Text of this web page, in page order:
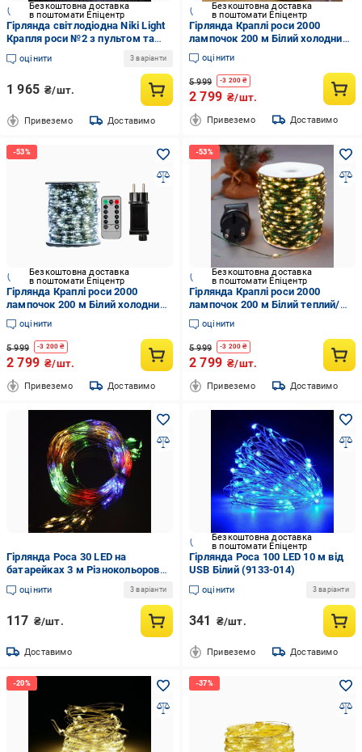
Безкоштовна доставка
в поштомати Епіцентр
Гірлянда світлодіодна Niki Light
Крапля роси №2 з пультом та
зеленим дротом на 300
лампочок 30 м Холодний білий
оцінити 3 варіанти
1 965 ₴/шт.
Привеземо Доставимо
Безкоштовна доставка
в поштомати Епіцентр
Гірлянда Краплі роси 2000
лампочок 200 м Білий холодний/
Срібний дріт (21692848)
оцінити
5 999 -3 200 ₴
2 799 ₴/шт.
Привеземо Доставимо
Безкоштовна доставка
в поштомати Епіцентр
Гірлянда Краплі роси 2000
лампочок 200 м Білий холодний/
Зелений дріт (21692818)
оцінити
5 999 -3 200 ₴
2 799 ₴/шт.
Привеземо Доставимо
Безкоштовна доставка
в поштомати Епіцентр
Гірлянда Краплі роси 2000
лампочок 200 м Білий теплий/
Зелений дріт (21692819)
оцінити
5 999 -3 200 ₴
2 799 ₴/шт.
Привеземо Доставимо
Гірлянда Роса 30 LED на
батарейках 3 м Різнокольоровий
(9133-001)
оцінити 3 варіанти
117 ₴/шт.
Доставимо
Безкоштовна доставка
в поштомати Епіцентр
Гірлянда Роса 100 LED 10 м від
USB Білий (9133-014)
оцінити 3 варіанти
341 ₴/шт.
Привеземо Доставимо